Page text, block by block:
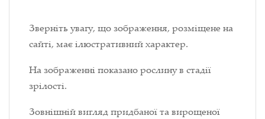
Зверніть увагу, що зображення, розміщене на
сайті, має ілюстративний характер.
На зображенні показано рослину в стадії
зрілості.
Зовнішній вигляд придбаної та вирощеної